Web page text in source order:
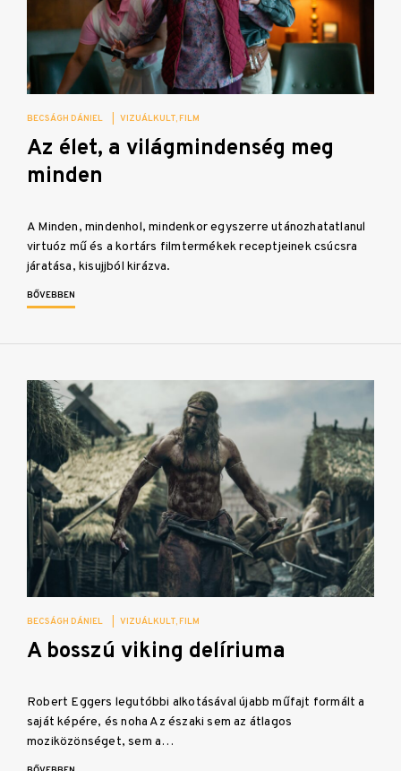
BECSÁGH DÁNIEL VIZUÁLKULT FILM
Az élet, a világmindenség meg
minden
A Minden, mindenhol, mindenkor egyszerre utánozhatatlanul
virtuóz mű és a kortárs filmtermékek receptjeinek csúcsra
járatása, kisujjból kirázva.
BŐVEBBEN
BECSÁGH DÁNIEL VIZUÁLKULT FILM
A bosszú viking delíriuma
Robert Eggers legutóbbi alkotásával újabb műfajt formált a
saját képére, és noha Az északi sem az átlagos
moziközönséget, sem a…